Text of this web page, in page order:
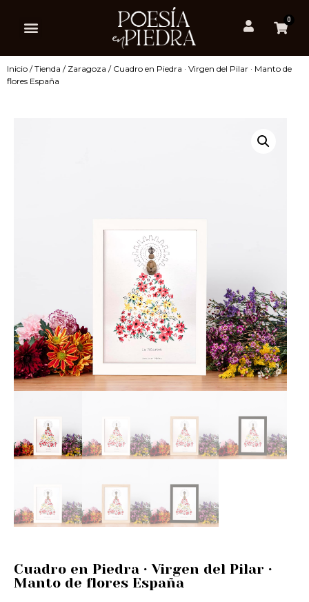
0
Inicio /Tienda / Zaragoza / Cuadro en Piedra · Virgen del Pilar · Manto de
flores España
Cuadro en Piedra · Virgen del Pilar ·
Manto de flores España